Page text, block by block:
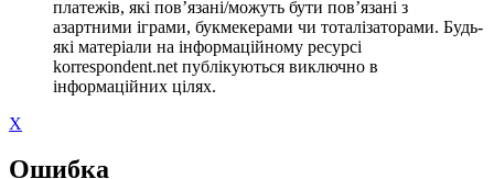
платежів, які пов’язані/можуть бути пов’язані з
азартними іграми, букмекерами чи тоталізаторами. Будь-
які матеріали на інформаційному ресурсі
korrespondent.net публікуються виключно в
інформаційних цілях.
X
Ошибка